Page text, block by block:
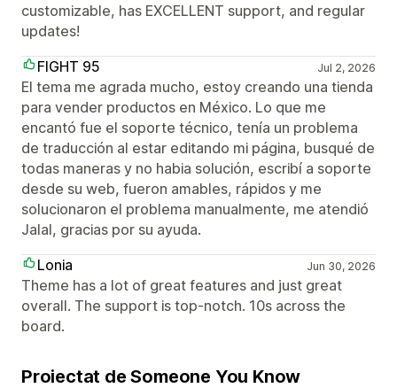
customizable, has EXCELLENT support, and regular
updates!
FIGHT 95
Jul 2, 2026
El tema me agrada mucho, estoy creando una tienda
para vender productos en México. Lo que me
encantó fue el soporte técnico, tenía un problema
de traducción al estar editando mi página, busqué de
todas maneras y no habia solución, escribí a soporte
desde su web, fueron amables, rápidos y me
solucionaron el problema manualmente, me atendió
Jalal, gracias por su ayuda.
Lonia
Jun 30, 2026
Theme has a lot of great features and just great
overall. The support is top-notch. 10s across the
board.
Proiectat de Someone You Know